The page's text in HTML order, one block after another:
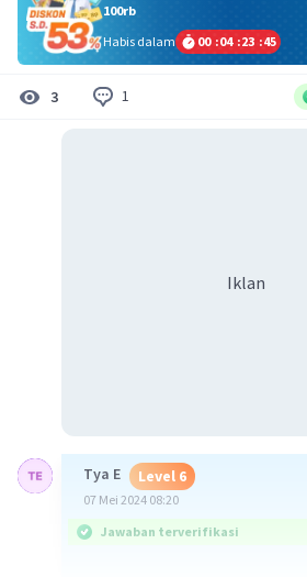
100rb
Habis dalam
00 :04 :23 :45
3 1
Iklan
Tya E Level 6
07 Mei 2024 08:20
Jawaban terverifikasi